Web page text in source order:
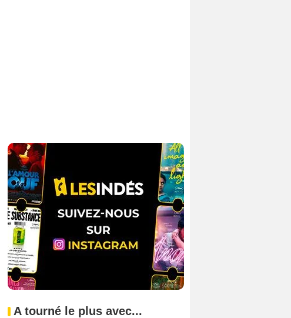
A tourné le plus avec...